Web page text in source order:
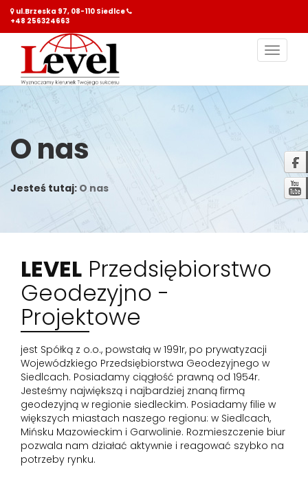
ul.Brzeska 97, 08-110 Siedlce
+48 256324663
O nas
Jesteś tutaj: O nas
LEVEL Przedsiębiorstwo
Geodezyjno -
Projektowe
jest Spółką z o.o., powstałą w 1991r, po prywatyzacji
Wojewódzkiego Przedsiębiorstwa Geodezyjnego w
Siedlcach. Posiadamy ciągłość prawną od 1954r.
Jesteśmy największą i najbardziej znaną firmą
geodezyjną w regionie siedleckim. Posiadamy filie w
większych miastach naszego regionu: w Siedlcach,
Mińsku Mazowieckim i Garwolinie. Rozmieszczenie biur
pozwala nam działać aktywnie i reagować szybko na
potrzeby rynku.